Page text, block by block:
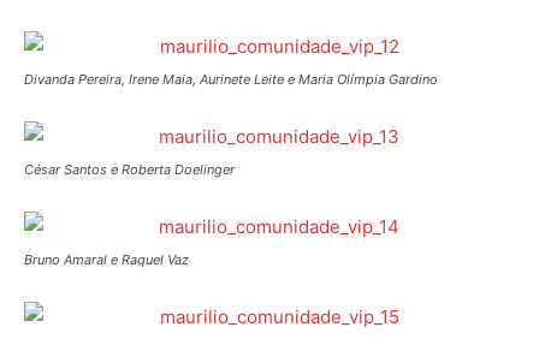
Divanda Pereira, Irene Maia, Aurinete Leite e Maria Olímpia Gardino
César Santos e Roberta Doelinger
Bruno Amaral e Raquel Vaz